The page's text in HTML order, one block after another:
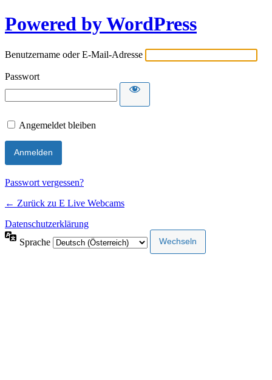
Powered by WordPress
Benutzername oder E-Mail-Adresse
Passwort
Angemeldet bleiben
Passwort vergessen?
← Zurück zu E Live Webcams
Datenschutzerklärung
Sprache